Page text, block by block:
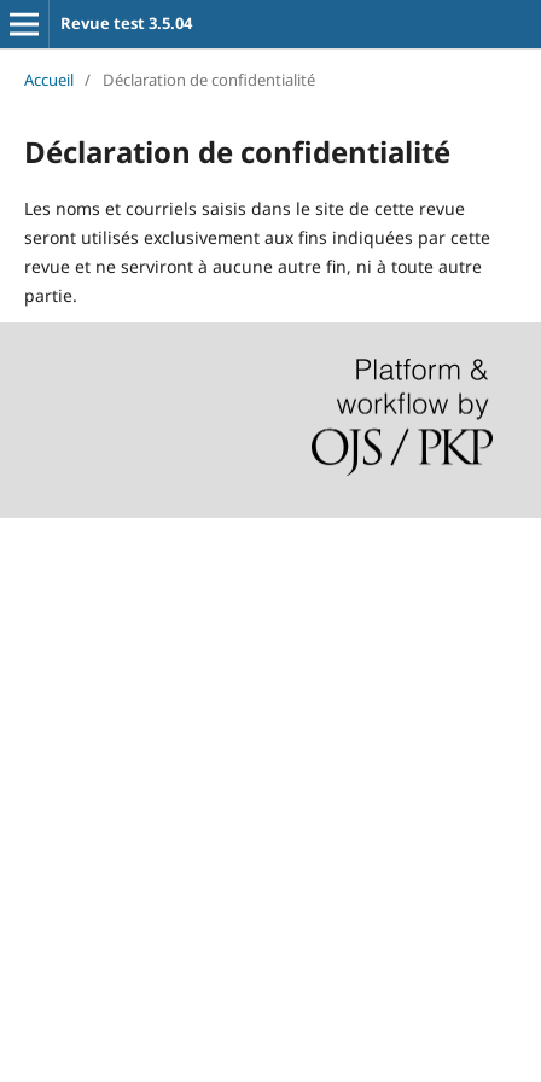
Revue test 3.5.04
Accueil / Déclaration de confidentialité
Déclaration de confidentialité
Les noms et courriels saisis dans le site de cette revue
seront utilisés exclusivement aux fins indiquées par cette
revue et ne serviront à aucune autre fin, ni à toute autre
partie.